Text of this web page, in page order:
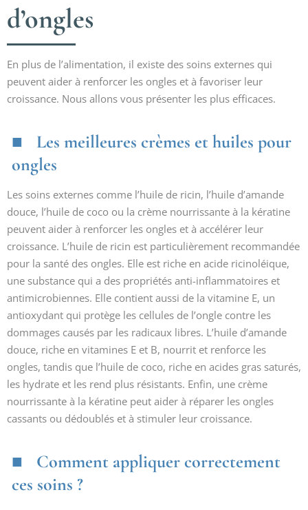
d’ongles
En plus de l’alimentation, il existe des soins externes qui
peuvent aider à renforcer les ongles et à favoriser leur
croissance. Nous allons vous présenter les plus efficaces.
Les meilleures crèmes et huiles pour
ongles
Les soins externes comme l’huile de ricin, l’huile d’amande
douce, l’huile de coco ou la crème nourrissante à la kératine
peuvent aider à renforcer les ongles et à accélérer leur
croissance. L’huile de ricin est particulièrement recommandée
pour la santé des ongles. Elle est riche en acide ricinoléique,
une substance qui a des propriétés anti-inflammatoires et
antimicrobiennes. Elle contient aussi de la vitamine E, un
antioxydant qui protège les cellules de l’ongle contre les
dommages causés par les radicaux libres. L’huile d’amande
douce, riche en vitamines E et B, nourrit et renforce les
ongles, tandis que l’huile de coco, riche en acides gras saturés,
les hydrate et les rend plus résistants. Enfin, une crème
nourrissante à la kératine peut aider à réparer les ongles
cassants ou dédoublés et à stimuler leur croissance.
Comment appliquer correctement
ces soins ?